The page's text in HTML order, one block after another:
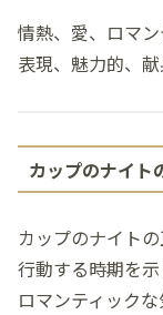
情熱、愛、ロマ
表現、魅力的、
カップのナイト
カップのナイト
行動する時期を示
ロマンティック